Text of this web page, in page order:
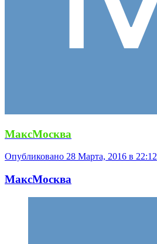
МаксМосква
Опубликовано 28 Марта, 2016 в 22:12
МаксМосква